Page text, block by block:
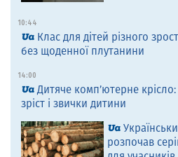
10:44
Клас для дітей різного
без щоденної плутанини
14:00
Дитяче комп’ютерне
зріст і звички дитини
розпочав